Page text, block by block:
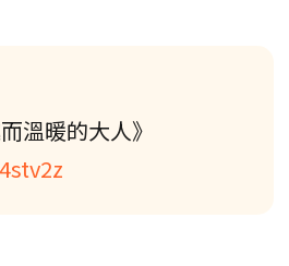
溫暖的大人》